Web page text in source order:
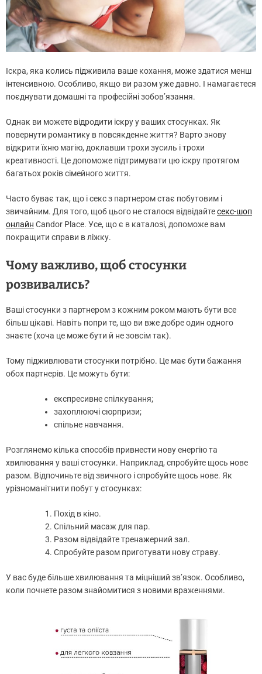
Іскра, яка колись підживила ваше кохання, може здатися менш
інтенсивною. Особливо, якщо ви разом уже давно. І намагаєтеся
поєднувати домашні та професійні зобов’язання.
Однак ви можете відродити іскру у ваших стосунках. Як
повернути романтику в повсякденне життя? Варто знову
відкрити їхню магію, доклавши трохи зусиль і трохи
креативності. Це допоможе підтримувати цю іскру протягом
багатьох років сімейного життя.
Часто буває так, що і секс з партнером стає побутовим і
звичайним. Для того, щоб цього не сталося відвідайтесекс-шоп
онлайн Candor Place. Усе, що є в каталозі, допоможе вам
покращити справи в ліжку.
Чому важливо, щоб стосунки
розвивались?
Ваші стосунки з партнером з кожним роком мають бути все
більш цікаві. Навіть попри те, що ви вже добре один одного
знаєте (хоча це може бути й не зовсім так).
Тому підживлювати стосунки потрібно. Це має бути бажання
обох партнерів. Це можуть бути:
експресивне спілкування;
захоплюючі сюрпризи;
спільне навчання.
Розглянемо кілька способів привнести нову енергію та
хвилювання у ваші стосунки. Наприклад, спробуйте щось нове
разом. Відпочиньте від звичного і спробуйте щось нове. Як
урізноманітнити побут у стосунках:
Похід в кіно.
Спільний масаж для пар.
Разом відвідайте тренажерний зал.
Спробуйте разом приготувати нову страву.
У вас буде більше хвилювання та міцніший зв’язок. Особливо,
коли почнете разом знайомитися з новими враженнями.